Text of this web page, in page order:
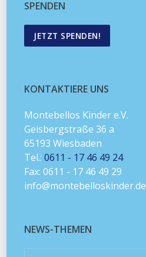
SPENDEN
JETZT SPENDEN!
KONTAKTIERE UNS
Montebellos Kinder e.V.
Geisbergstraße 36 a
65193 Wiesbaden
Tel.:0611 - 17 46 49 24
Fax: 0611 - 17 46 49 29
info@montebelloskinder.de
NEWS-THEMEN